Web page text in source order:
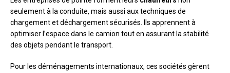
seulement à la conduite, mais aussi aux techniques de
chargement et déchargement sécurisés. Ils apprennent à
optimiser l’espace dans le camion tout en assurant la stabilité
des objets pendant le transport.
Pour les déménagements internationaux, ces sociétés gèrent